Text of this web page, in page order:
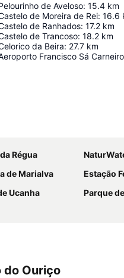
de Aveloso: 15.4 km
de Moreira de Rei: 16.6
de Ranhados: 17.2 km
de Trancoso: 18.2 km
da Beira: 27.7 km
Francisco Sá Carneiro
Régua
de Marialva Estação
Ucanha Parque de
do Ouriço